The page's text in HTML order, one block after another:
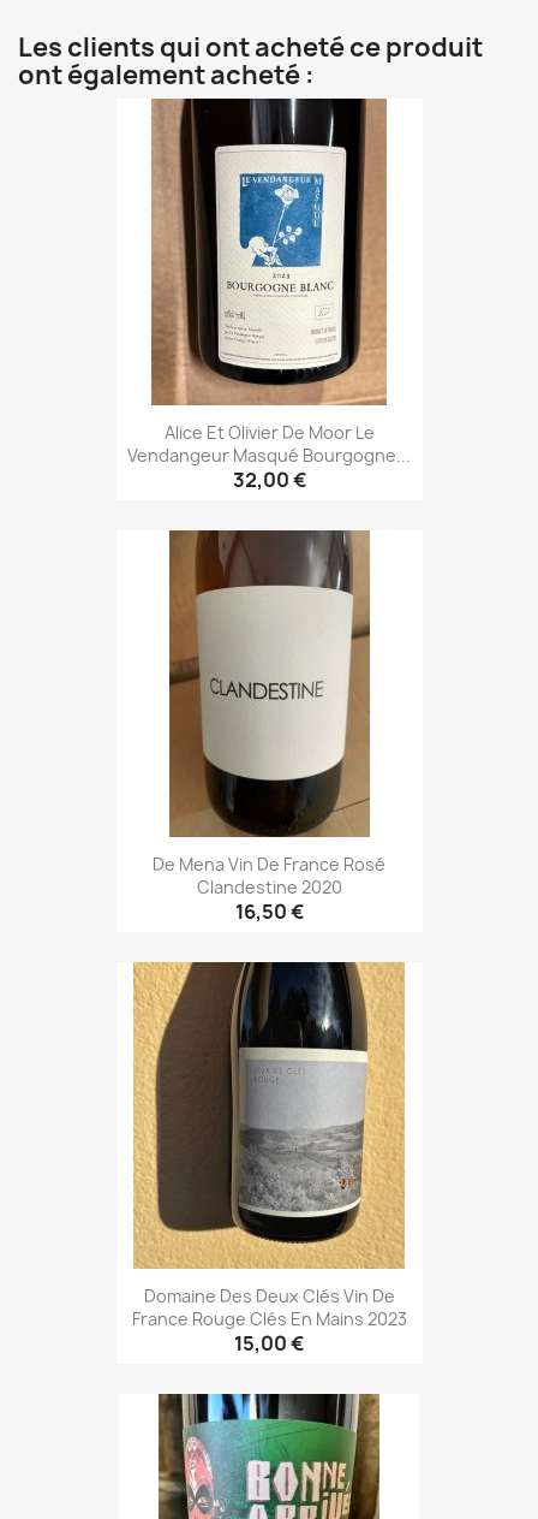
Les clients qui ont acheté ce produit
ont également acheté :
Alice Et Olivier De Moor Le
Vendangeur Masqué Bourgogne...
32,00 €
De Mena Vin De France Rosé
Clandestine 2020
16,50 €
Domaine Des Deux Clés Vin De
France Rouge Clés En Mains 2023
15,00 €